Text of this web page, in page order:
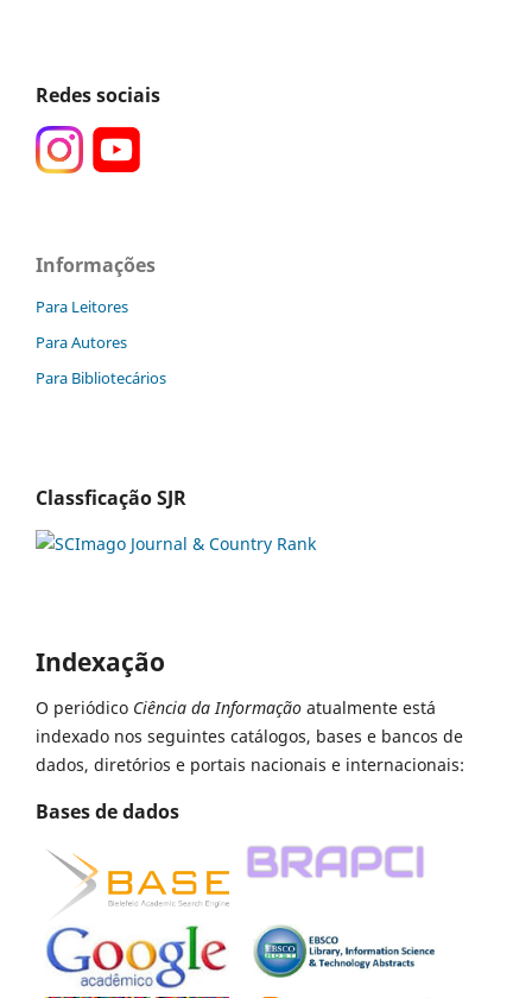
Redes sociais
Informações
Para Leitores
Para Autores
Para Bibliotecários
Classficação SJR
Indexação
O periódico Ciência da Informação atualmente está
indexado nos seguintes catálogos, bases e bancos de
dados, diretórios e portais nacionais e internacionais:
Bases de dados